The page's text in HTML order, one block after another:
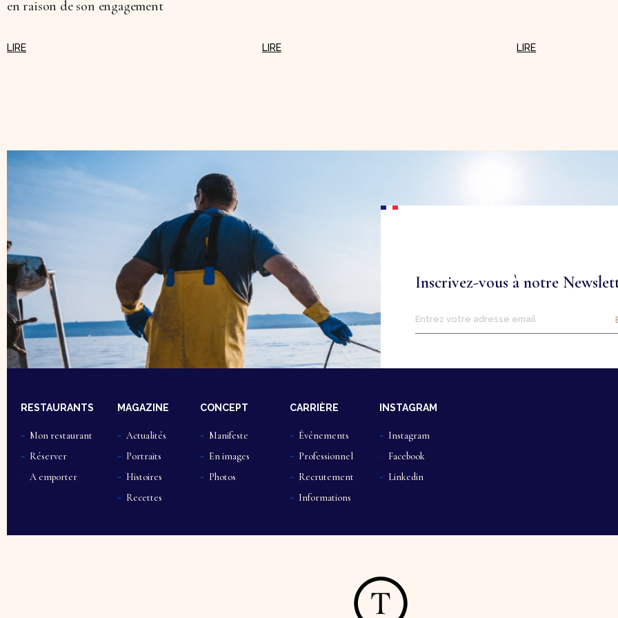
en raison de son engagement
Inscrivez-vous à notre
RESTAURANTS
Mon restaurant
Réserver
A emporter
MAGAZINE
Actualités
Portraits
Histoires
Recettes
CONCEPT
Manifeste
En images
Photos
CARRIÈRE
Événements
Professionnel
Recrutement
Informations
INSTAGRAM
Instagram
Facebook
Linkedin